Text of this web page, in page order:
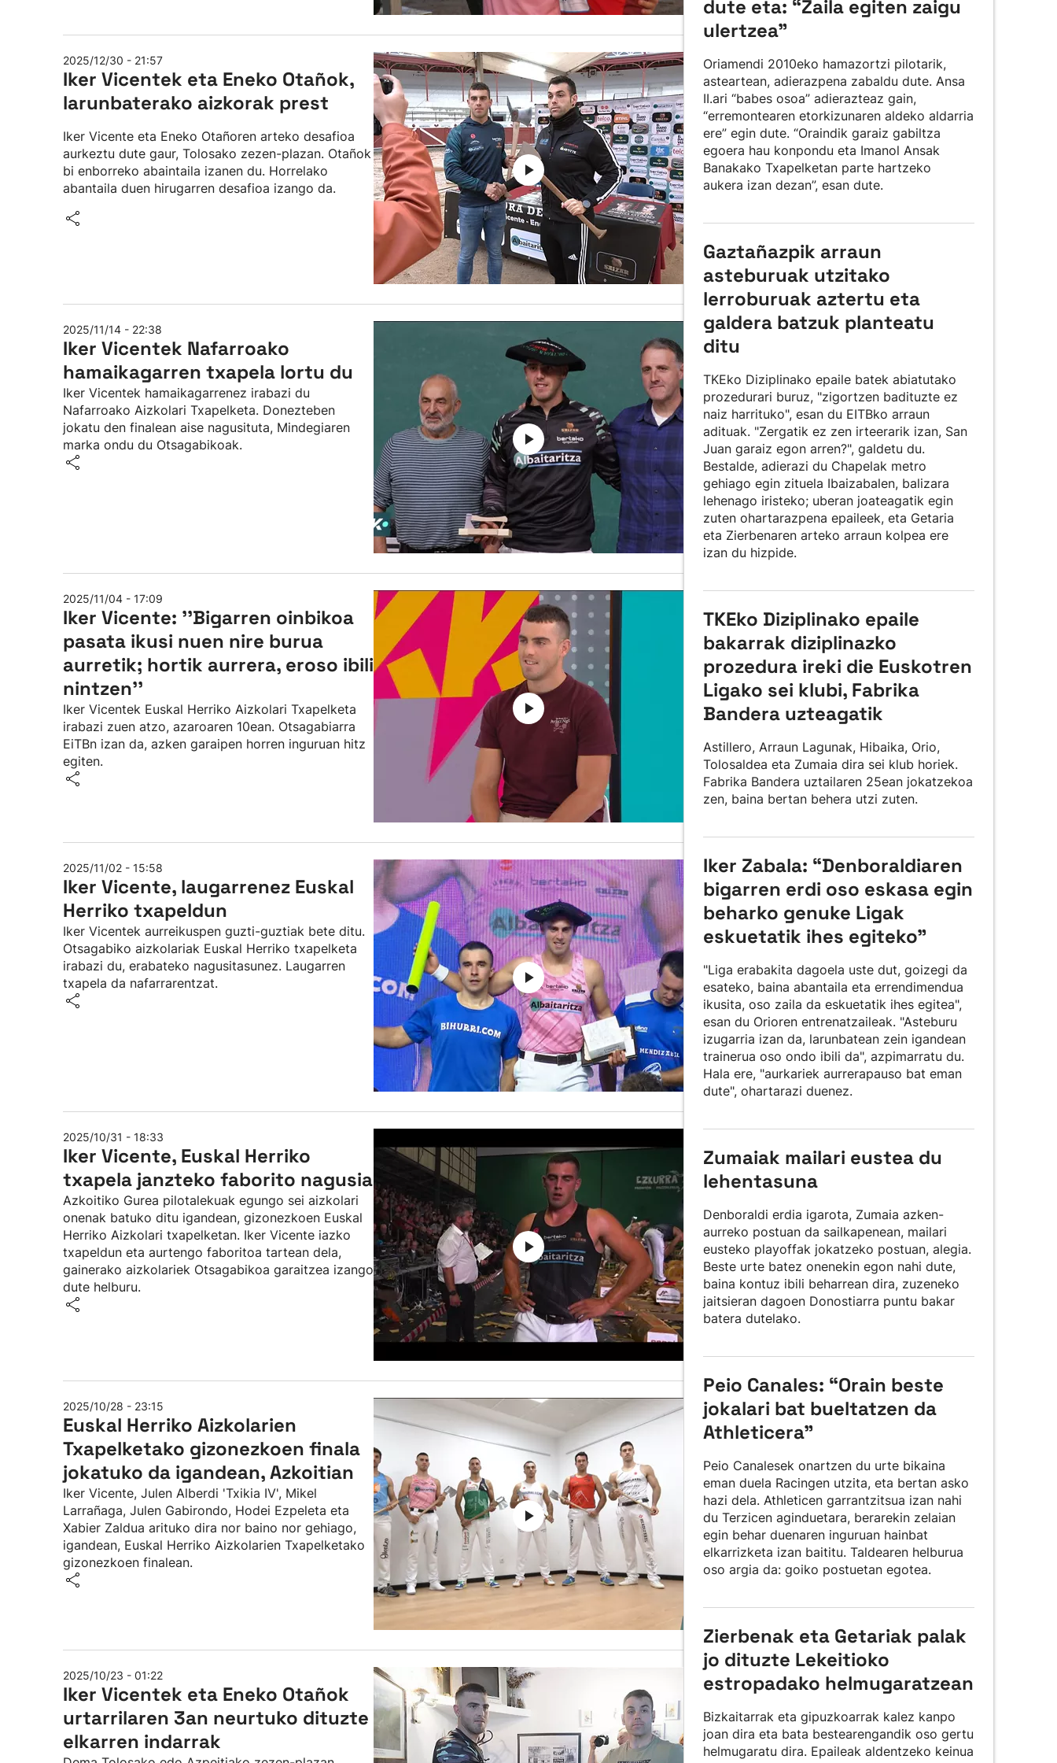
2025/12/30 - 21:57
Iker Vicentek eta Eneko Otañok,
larunbaterako aizkorak prest
Iker Vicente eta Eneko Otañoren arteko desafioa
aurkeztu dute gaur, Tolosako zezen-plazan. Otañok
bi enborreko abaintaila izanen du. Horrelako
abantaila duen hirugarren desafioa izango da.
2025/11/14 - 22:38
Iker Vicentek Nafarroako
hamaikagarren txapela lortu du
Iker Vicentek hamaikagarrenez irabazi du
Nafarroako Aizkolari Txapelketa. Donezteben
jokatu den finalean aise nagusituta, Mindegiaren
marka ondu du Otsagabikoak.
2025/11/04 - 17:09
Iker Vicente: ''Bigarren oinbikoa
pasata ikusi nuen nire burua
aurretik; hortik aurrera, eroso ibili
nintzen''
Iker Vicentek Euskal Herriko Aizkolari Txapelketa
irabazi zuen atzo, azaroaren 10ean. Otsagabiarra
EiTBn izan da, azken garaipen horren inguruan hitz
egiten.
2025/11/02 - 15:58
Iker Vicente, laugarrenez Euskal
Herriko txapeldun
Iker Vicentek aurreikuspen guzti-guztiak bete ditu.
Otsagabiko aizkolariak Euskal Herriko txapelketa
irabazi du, erabateko nagusitasunez. Laugarren
txapela da nafarrarentzat.
2025/10/31 - 18:33
Iker Vicente, Euskal Herriko
txapela janzteko faborito nagusia
Azkoitiko Gurea pilotalekuak egungo sei aizkolari
onenak batuko ditu igandean, gizonezkoen Euskal
Herriko Aizkolari txapelketan. Iker Vicente iazko
txapeldun eta aurtengo faboritoa tartean dela,
gainerako aizkolariek Otsagabikoa garaitzea izango
dute helburu.
2025/10/28 - 23:15
Euskal Herriko Aizkolarien
Txapelketako gizonezkoen finala
jokatuko da igandean, Azkoitian
Iker Vicente, Julen Alberdi 'Txikia IV', Mikel
Larrañaga, Julen Gabirondo, Hodei Ezpeleta eta
Xabier Zaldua arituko dira nor baino nor gehiago,
igandean, Euskal Herriko Aizkolarien Txapelketako
gizonezkoen finalean.
2025/10/23 - 01:22
Iker Vicentek eta Eneko Otañok
urtarrilaren 3an neurtuko dituzte
elkarren indarrak
dute eta: “Zaila egiten zaigu
ulertzea”
Oriamendi 2010eko hamazortzi pilotarik,
asteartean, adierazpena zabaldu dute. Ansa
II.ari “babes osoa” adierazteaz gain,
“erremontearen etorkizunaren aldeko aldarria
ere” egin dute. “Oraindik garaiz gabiltza
egoera hau konpondu eta Imanol Ansak
Banakako Txapelketan parte hartzeko
aukera izan dezan”, esan dute.
Gaztañazpik arraun
asteburuak utzitako
lerroburuak aztertu eta
galdera batzuk planteatu
ditu
TKEko Diziplinako epaile batek abiatutako
prozedurari buruz, "zigortzen badituzte ez
naiz harrituko", esan du EITBko arraun
adituak. "Zergatik ez zen irteerarik izan, San
Juan garaiz egon arren?", galdetu du.
Bestalde, adierazi du Chapelak metro
gehiago egin zituela Ibaizabalen, balizara
lehenago iristeko; uberan joateagatik egin
zuten ohartarazpena epaileek, eta Getaria
eta Zierbenaren arteko arraun kolpea ere
izan du hizpide.
TKEko Diziplinako epaile
bakarrak diziplinazko
prozedura ireki die Euskotren
Ligako sei klubi, Fabrika
Bandera uzteagatik
Astillero, Arraun Lagunak, Hibaika, Orio,
Tolosaldea eta Zumaia dira sei klub horiek.
Fabrika Bandera uztailaren 25ean jokatzekoa
zen, baina bertan behera utzi zuten.
Iker Zabala: “Denboraldiaren
bigarren erdi oso eskasa egin
beharko genuke Ligak
eskuetatik ihes egiteko"
"Liga erabakita dagoela uste dut, goizegi da
esateko, baina abantaila eta errendimendua
ikusita, oso zaila da eskuetatik ihes egitea",
esan du Orioren entrenatzaileak. "Asteburu
izugarria izan da, larunbatean zein igandean
trainerua oso ondo ibili da", azpimarratu du.
Hala ere, "aurkariek aurrerapauso bat eman
dute", ohartarazi duenez.
Zumaiak mailari eustea du
lehentasuna
Denboraldi erdia igarota, Zumaia azken-
aurreko postuan da sailkapenean, mailari
eusteko playoffak jokatzeko postuan, alegia.
Beste urte batez onenekin egon nahi dute,
baina kontuz ibili beharrean dira, zuzeneko
jaitsieran dagoen Donostiarra puntu bakar
batera dutelako.
Peio Canales: “Orain beste
jokalari bat bueltatzen da
Athleticera”
Peio Canalesek onartzen du urte bikaina
eman duela Racingen utzita, eta bertan asko
hazi dela. Athleticen garrantzitsua izan nahi
du Terzicen aginduetara, berarekin zelaian
egin behar duenaren inguruan hainbat
elkarrizketa izan baititu. Taldearen helburua
oso argia da: goiko postuetan egotea.
Zierbenak eta Getariak palak
jo dituzte Lekeitioko
estropadako helmugaratzean
Bizkaitarrak eta gipuzkoarrak kalez kanpo
joan dira eta bata bestearengandik oso gertu
helmugaratu dira. Epaileak aldentzeko keinua